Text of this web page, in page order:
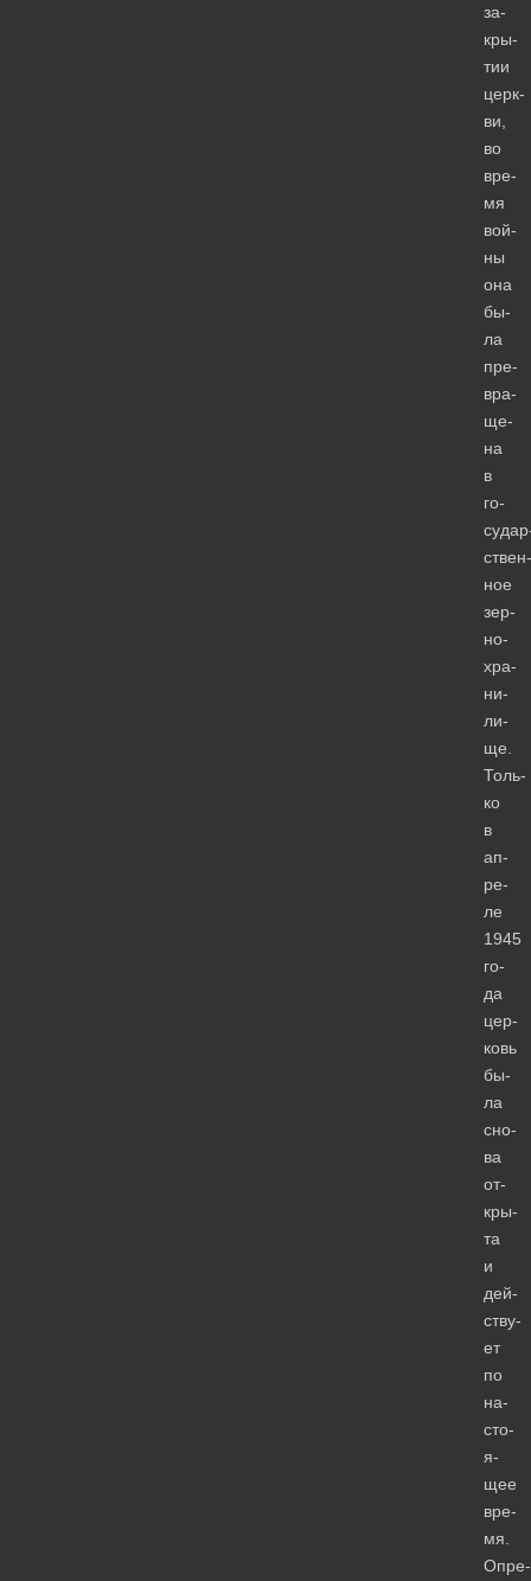
за­
кры­
тии
церк­
ви,
во
вре­
мя
вой­
ны
она
бы­
ла
пре­
вра­
ще­
на
в
го­
ствен­
ное
зер­
но­
хра­
ни­
ли­
ще.
Толь­
ко
в
ап­
ре­
ле
1945
го­
да
цер­
ковь
бы­
ла
сно­
ва
от­
кры­
та
и
дей­
ству­
ет
по
на­
сто­
я­
щее
вре­
мя.
Опре­